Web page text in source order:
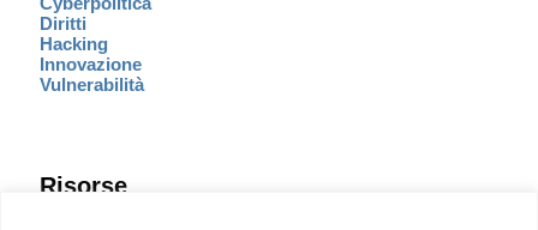
Diritti
Hacking
Innovazione
Vulnerabilità
Risorse